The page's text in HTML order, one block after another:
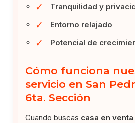
✓ Tranquilidad y
✓ Entorno relajado
✓ Potencial de
Cómo funciona
servicio en San
6ta. Sección
Cuando buscas casa en